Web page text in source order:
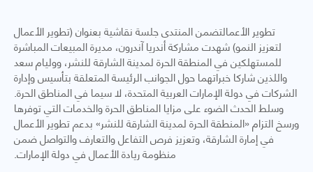
تطوير الأعمالتضمن المنتدى جلسة نقاشية بعنوان (تطوير الأعمال
لتعزيز النمو) شهدت مشاركة أندريا آندرون، مديرة المبيعات المباشرة
للمستهلكين في المنطقة الحرة لمدينة الشارقة للنشر، ووليام سعد
واللذين شاركا خبراتهما حول الجوانب الرئيسة المتعلقة بتأسيس وإدارة
الشركات في دولة الإمارات العربية المتحدة، لا سيما في المناطق الحرة.
وسلط الحدث الضوء على مزايا المناطق الحرة والخدمات التي توفرها
ورسخ التزام «المنطقة الحرة لمدينة الشارقة للنشر» بدعم تطوير الأعمال
في إمارة الشارقة، وتعزيز فرص التفاعل والتعارف والتواصل ضمن
منظومة ريادة الأعمال في دولة الإمارات.